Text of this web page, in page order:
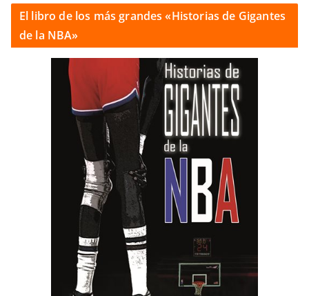
El libro de los más grandes «Historias de Gigantes
de la NBA»